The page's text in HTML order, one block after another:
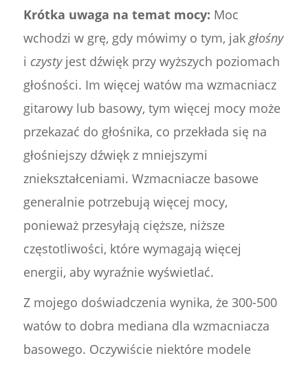
Krótka uwaga na temat mocy: Moc
wchodzi w grę, gdy mówimy o tym, jak głośny
i czystyjest dźwięk przy wyższych poziomach
głośności. Im więcej watów ma wzmacniacz
gitarowy lub basowy, tym więcej mocy może
przekazać do głośnika, co przekłada się na
głośniejszy dźwięk z mniejszymi
zniekształceniami. Wzmacniacze basowe
generalnie potrzebują więcej mocy,
ponieważ przesyłają cięższe, niższe
częstotliwości, które wymagają więcej
energii, aby wyraźnie wyświetlać.
Z mojego doświadczenia wynika, że 300-500
watów to dobra mediana dla wzmacniacza
basowego. Oczywiście niektóre modele